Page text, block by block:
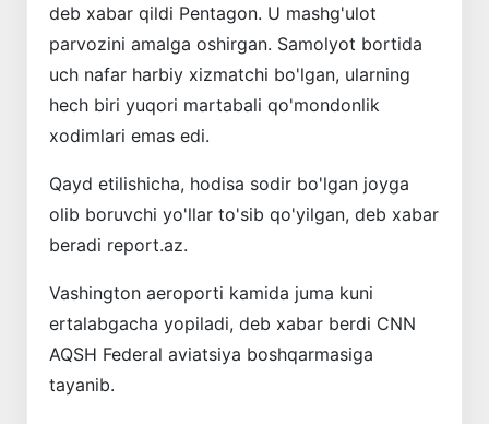
deb xabar qildi Pentagon. U mashg'ulot
parvozini amalga oshirgan. Samolyot bortida
uch nafar harbiy xizmatchi bo'lgan, ularning
hech biri yuqori martabali qo'mondonlik
xodimlari emas edi.
Qayd etilishicha, hodisa sodir bo'lgan joyga
olib boruvchi yo'llar to'sib qo'yilgan, deb xabar
beradi report.az.
Vashington aeroporti kamida juma kuni
ertalabgacha yopiladi, deb xabar berdi CNN
AQSH Federal aviatsiya boshqarmasiga
tayanib.